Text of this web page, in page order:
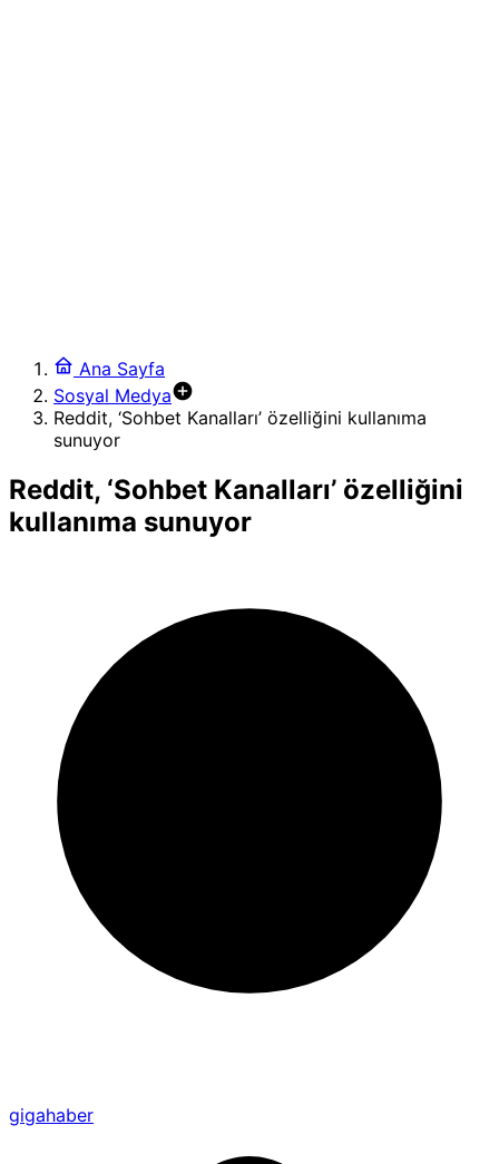
Ana Sayfa
Sosyal Medya
Reddit, ‘Sohbet Kanalları’ özelliğini kullanıma
sunuyor
Reddit, ‘Sohbet Kanalları’ özelliğini
kullanıma sunuyor
gigahaber